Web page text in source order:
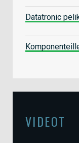
Datatronic
VIDEOT